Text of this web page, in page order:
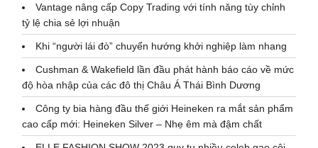
Vantage nâng cấp Copy Trading với tính năng tùy chỉnh
tỷ lệ chia sẻ lợi nhuận
Khi “người lái đò” chuyển hướng khởi nghiệp làm nhang
Cushman & Wakefield lần đầu phát hành báo cáo về mức
độ hòa nhập của các đô thị Châu Á Thái Bình Dương
Công ty bia hàng đầu thế giới Heineken ra mắt sản phẩm
cao cấp mới: Heineken Silver – Nhẹ êm mà đậm chất